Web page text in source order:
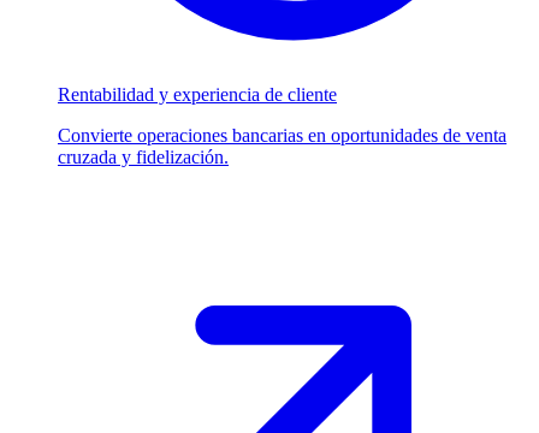
Rentabilidad y experiencia de cliente
Convierte operaciones bancarias en oportunidades de venta
cruzada y fidelización.